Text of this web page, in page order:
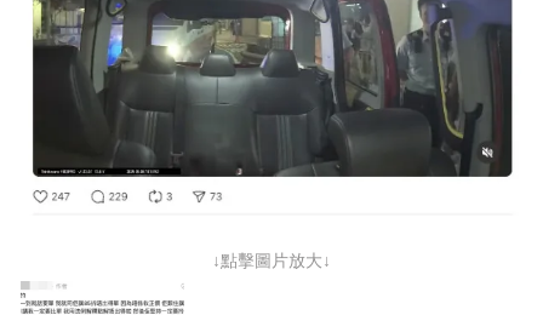
↓點擊圖片放大↓